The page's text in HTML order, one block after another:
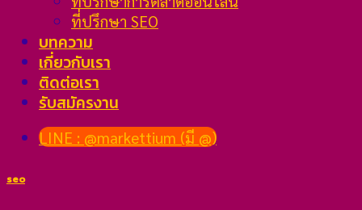
ที่ปรึกษา SEO
บทความ
เกี่ยวกับเรา
ติดต่อเรา
รับสมัครงาน
LINE : @markettium (มี @)
seo